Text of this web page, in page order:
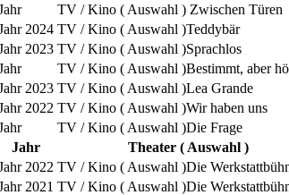
Zwischen Türen
2024
Teddybär
2023
Sprachlos
Bestimmt, aber
2023
Lea Grande
2022
Wir haben uns
Die Frage
Jahr
Theater ( Auswahl )
2022
Die
2021
Die